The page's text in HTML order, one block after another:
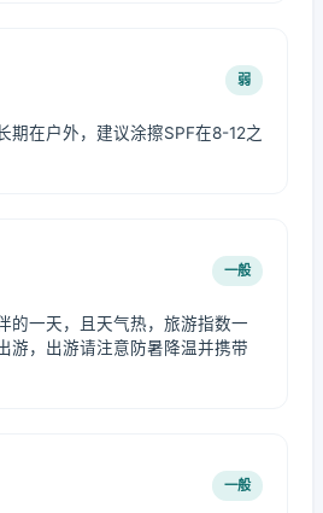
弱
期在户外，建议涂擦SPF在8-12之
一般
的一天，且天气热，旅游指数一
游，出游请注意防暑降温并携带
一般